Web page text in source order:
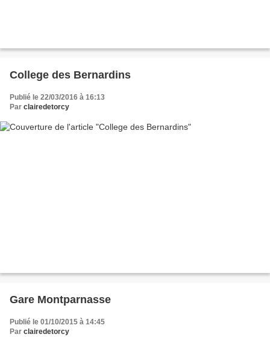
College des Bernardins
Publié le 22/03/2016 à 16:13
Par clairedetorcy
Gare Montparnasse
Publié le 01/10/2015 à 14:45
Par clairedetorcy